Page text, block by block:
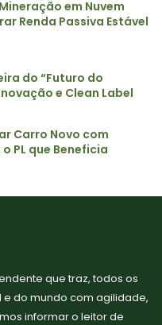
em Nuvem
Renda Passiva Estável
do “Futuro do
e Clean Label
Carro Novo com
PL que Beneficia
que traz, todos os
e do mundo com agilidade,
informar o leitor de